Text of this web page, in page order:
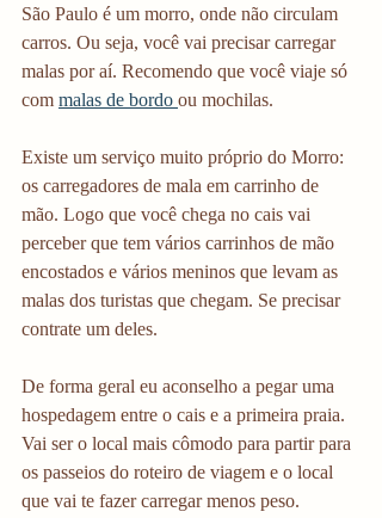
São Paulo é um morro, onde não circulam
carros. Ou seja, você vai precisar carregar
malas por aí. Recomendo que você viaje só
com malas de bordo ou mochilas.
Existe um serviço muito próprio do Morro:
os carregadores de mala em carrinho de
mão. Logo que você chega no cais vai
perceber que tem vários carrinhos de mão
encostados e vários meninos que levam as
malas dos turistas que chegam. Se precisar
contrate um deles.
De forma geral eu aconselho a pegar uma
hospedagem entre o cais e a primeira praia.
Vai ser o local mais cômodo para partir para
os passeios do roteiro de viagem e o local
que vai te fazer carregar menos peso.